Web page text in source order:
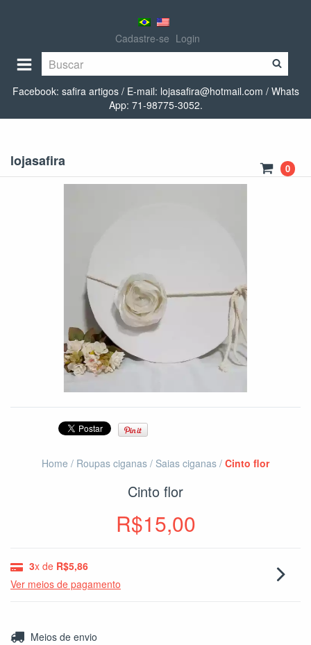
Cadastre-se Login
Facebook: safira artigos / E-mail: lojasafira@hotmail.com / Whats
App: 71-98775-3052.
lojasafira 0
Home / Roupas ciganas / Saias ciganas / Cinto flor
Cinto flor
R$15,00
3x de R$5,86
Ver meios de pagamento
Entregas para o CEP:
Meios de envio